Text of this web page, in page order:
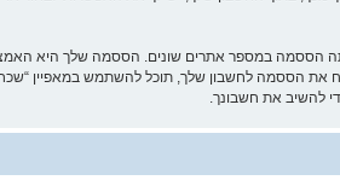
במספר אתרים שונים. הססמה שלך היא